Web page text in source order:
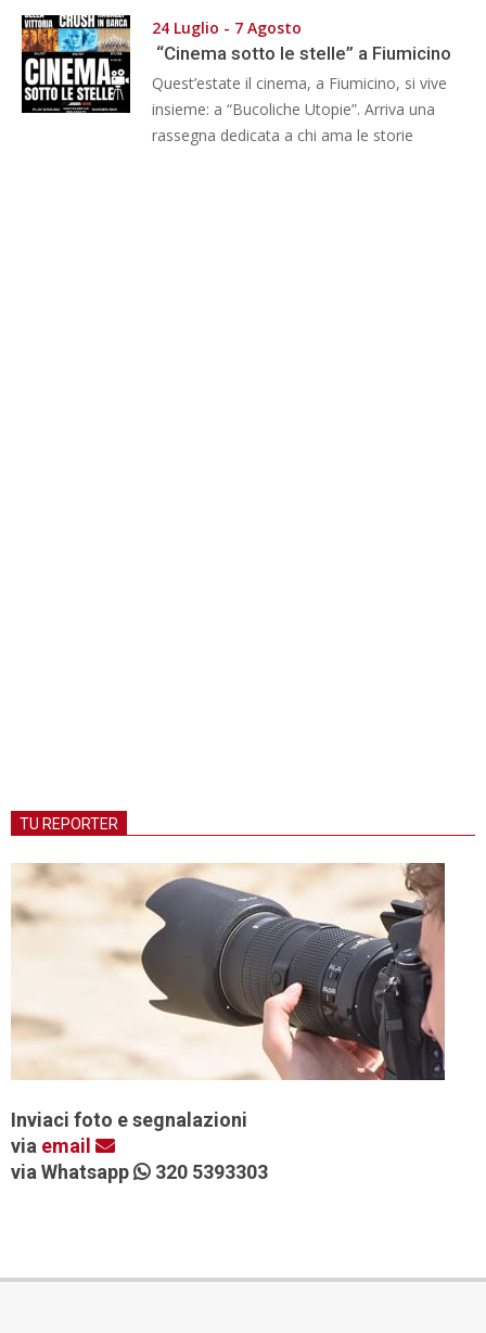
24 Luglio - 7 Agosto
“Cinema sotto le stelle” a Fiumicino
Quest’estate il cinema, a Fiumicino, si vive
insieme: a “Bucoliche Utopie”. Arriva una
rassegna dedicata a chi ama le storie
TU REPORTER
Inviaci foto e segnalazioni
via email
via Whatsapp
320 5393303